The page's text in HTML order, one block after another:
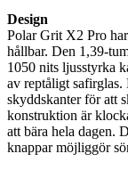
Design
Polar Grit X2 Pro
hållbar. Den 1,39-
1050 nits ljusstyrka
av reptåligt
skyddskanter för att
konstruktion är
att bära hela dagen.
knappar möjliggör